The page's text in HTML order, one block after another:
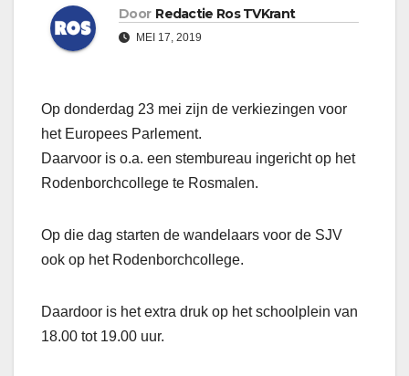
Door Redactie Ros TVKrant
MEI 17, 2019
Op donderdag 23 mei zijn de verkiezingen voor
het Europees Parlement.
Daarvoor is o.a. een stembureau ingericht op het
Rodenborchcollege te Rosmalen.
Op die dag starten de wandelaars voor de SJV
ook op het Rodenborchcollege.
Daardoor is het extra druk op het schoolplein van
18.00 tot 19.00 uur.